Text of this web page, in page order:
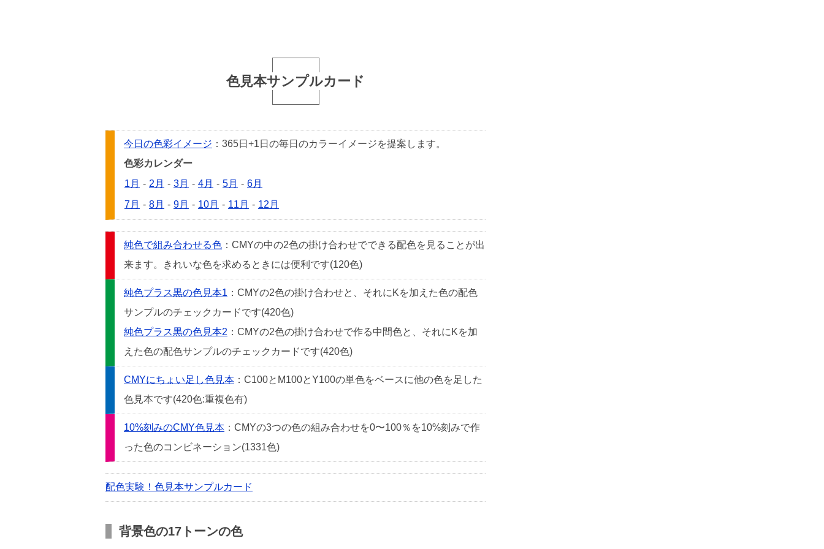
色見本サンプルカード
今日の色彩イメージ ：365日+1日の毎日のカラーイメージを提案します。
色彩カレンダー
1月 - 2月 - 3月 - 4月 - 5月 - 6月
7月 - 8月 - 9月 - 10月 - 11月 - 12月
純色で組み合わせる色 ：CMYの中の2色の掛け合わせでできる配色を見ることが出
来ます。きれいな色を求めるときには便利です(120色)
純色プラス黒の色見本1 ：CMYの2色の掛け合わせと、それにKを加えた色の配色
サンプルのチェックカードです(420色)
純色プラス黒の色見本2 ：CMYの2色の掛け合わせで作る中間色と、それにKを加
えた色の配色サンプルのチェックカードです(420色)
CMYにちょい足し色見本 ：C100とM100とY100の単色をベースに他の色を足した
色見本です(420色:重複色有)
10%刻みのCMY色見本 ：CMYの3つの色の組み合わせを0〜100％を10%刻みで作
った色のコンビネーション(1331色)
配色実験！色見本サンプルカード
背景色の17トーンの色